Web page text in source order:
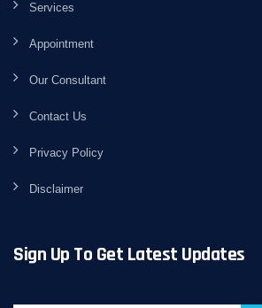
Services
Appointment
Our Consultant
Contact Us
Privacy Policy
Disclaimer
Sign Up To Get Latest Updates